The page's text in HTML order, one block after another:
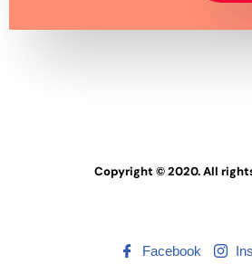
Copyright © 2020. All
Facebook